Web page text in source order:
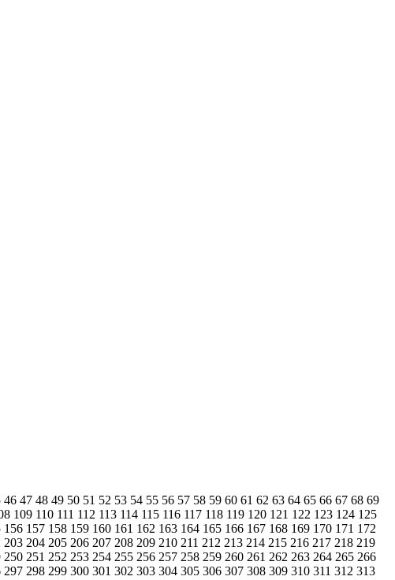
46 47 48 49 50 51 52 53 54 55 56 57 58 59 60 61 62 63 64 65 66 67 68 69
109 110 111 112 113 114 115 116 117 118 119 120 121 122 123 124 125
156 157 158 159 160 161 162 163 164 165 166 167 168 169 170 171 172
203 204 205 206 207 208 209 210 211 212 213 214 215 216 217 218 219
250 251 252 253 254 255 256 257 258 259 260 261 262 263 264 265 266
297 298 299 300 301 302 303 304 305 306 307 308 309 310 311 312 313